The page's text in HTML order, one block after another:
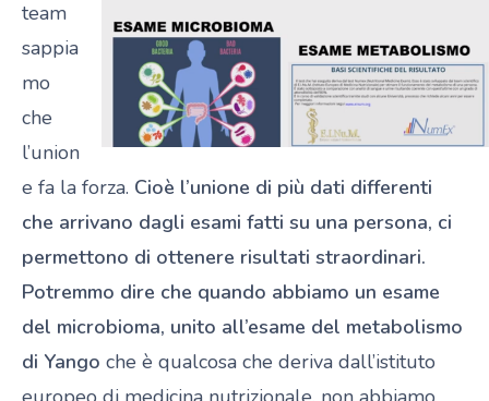
team
sappia
mo
che
l’union
e fa la forza. Cioè l’unione di più dati differenti
che arrivano dagli esami fatti su una persona, ci
permettono di ottenere risultati straordinari.
Potremmo dire che quando abbiamo un esame
del microbioma, unito all’esame del metabolismo
di Yango che è qualcosa che deriva dall’istituto